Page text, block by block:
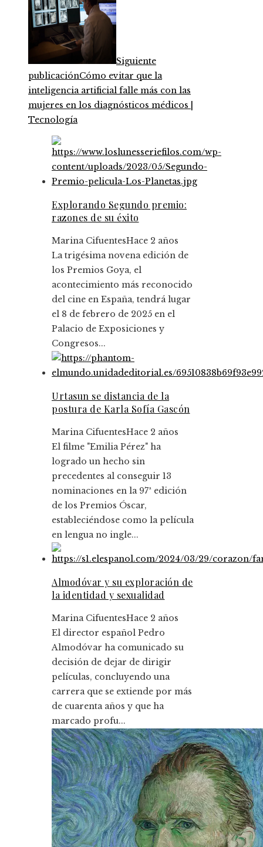
Siguiente
publicaciónCómo evitar que la
inteligencia artificial falle más con las
mujeres en los diagnósticos médicos |
Tecnología
Explorando Segundo premio:
razones de su éxito
Marina CifuentesHace 2 años
La trigésima novena edición de
los Premios Goya, el
acontecimiento más reconocido
del cine en España, tendrá lugar
el 8 de febrero de 2025 en el
Palacio de Exposiciones y
Congresos...
Urtasun se distancia de la
postura de Karla Sofía Gascón
Marina CifuentesHace 2 años
El filme "Emilia Pérez" ha
logrado un hecho sin
precedentes al conseguir 13
nominaciones en la 97ª edición
de los Premios Óscar,
estableciéndose como la película
en lengua no ingle...
Almodóvar y su exploración de
la identidad y sexualidad
Marina CifuentesHace 2 años
El director español Pedro
Almodóvar ha comunicado su
decisión de dejar de dirigir
películas, concluyendo una
carrera que se extiende por más
de cuarenta años y que ha
marcado profu...